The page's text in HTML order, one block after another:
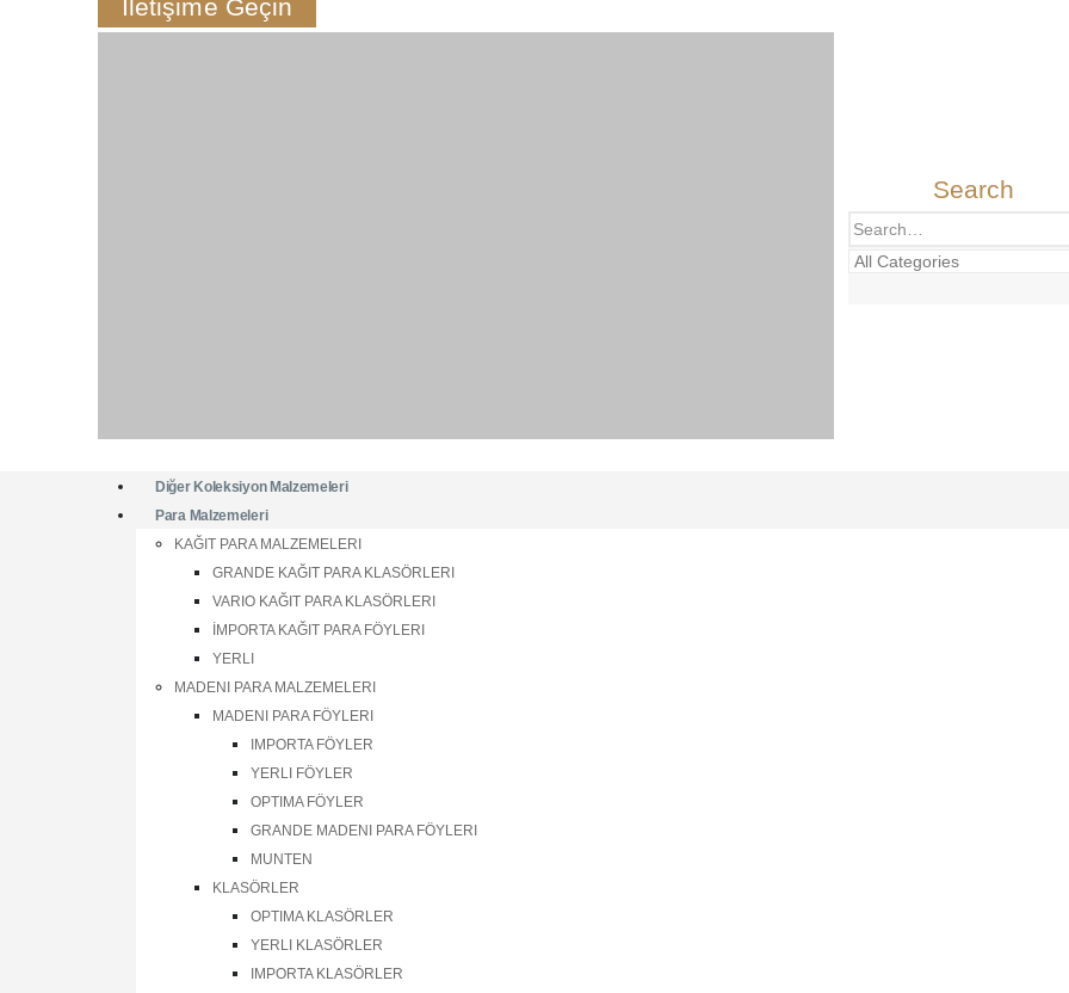
Search
Diğer Koleksiyon Malzemeleri
Para Malzemeleri
KAĞIT PARA MALZEMELERI
GRANDE KAĞIT PARA KLASÖRLERI
VARIO KAĞIT PARA KLASÖRLERI
İMPORTA KAĞIT PARA FÖYLERI
YERLI
MADENI PARA MALZEMELERI
MADENI PARA FÖYLERI
IMPORTA FÖYLER
YERLI FÖYLER
OPTIMA FÖYLER
GRANDE MADENI PARA FÖYLERI
MUNTEN
KLASÖRLER
OPTIMA KLASÖRLER
YERLI KLASÖRLER
IMPORTA KLASÖRLER
İletişime Geçin